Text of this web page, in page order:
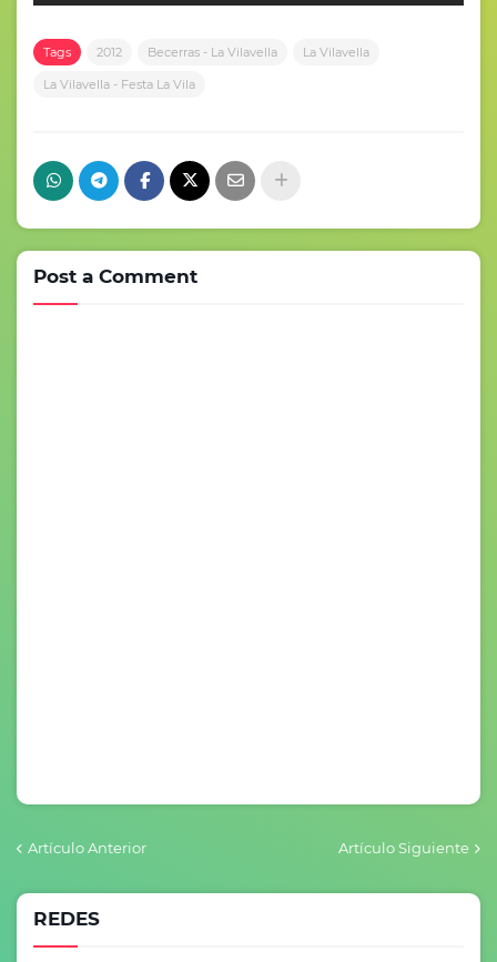
Tags 2012 Becerras - La Vilavella La Vilavella
La Vilavella - Festa La Vila
Post a Comment
Artículo Anterior Artículo Siguiente
REDES